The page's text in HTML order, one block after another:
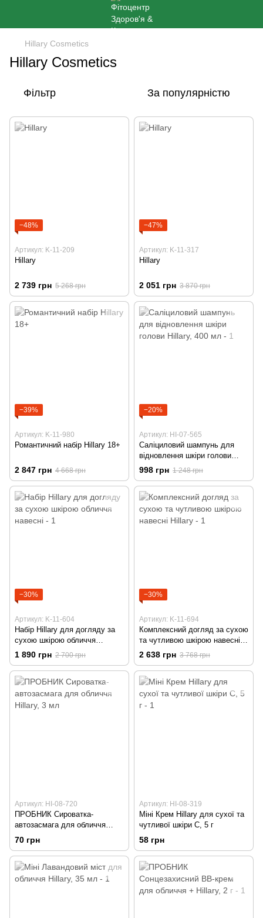
Hillary Cosmetics
Hillary Cosmetics
Фільтр За популярністю
−48%
Артикул: K-11-209
Hillary
2 739 грн 5 268 грн
−47%
Артикул: K-11-317
Hillary
2 051 грн 3 870 грн
−39%
Артикул: K-11-980
Романтичний набір Hillary 18+
2 847 грн 4 668 грн
−20%
Артикул: HI-07-565
Саліциловий шампунь для
відновлення шкіри голови
Hillary, 400 мл
998 грн 1 248 грн
−30%
Артикул: K-11-604
Набір Hillary для догляду за
сухою шкірою обличчя
навесні
1 890 грн 2 700 грн
−30%
Артикул: K-11-694
Комплексний догляд за сухою
та чутливою шкірою навесні
Hillary
2 638 грн 3 768 грн
Артикул: HI-08-720
ПРОБНИК Сироватка-
автозасмага для обличчя
Hillary, 3 мл
70 грн
Артикул: HI-08-319
Міні Крем Hillary для сухої та
чутливої шкіри С, 5 г
58 грн